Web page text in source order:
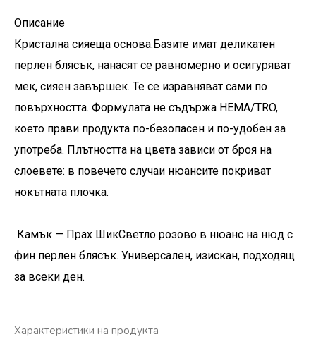
Описание
Кристална сияеща основа. Базите имат деликатен
перлен блясък, нанасят се равномерно и осигуряват
мек, сияен завършек. Те се изравняват сами по
повърхността. Формулата не съдържа HEMA/TRO,
което прави продукта по-безопасен и по-удобен за
употреба. Плътността на цвета зависи от броя на
слоевете: в повечето случаи нюансите покриват
нокътната плочка.
Камък — Прах ШикСветло розово в нюанс на нюд с
фин перлен блясък. Универсален, изискан, подходящ
за всеки ден.
Характеристики на продукта